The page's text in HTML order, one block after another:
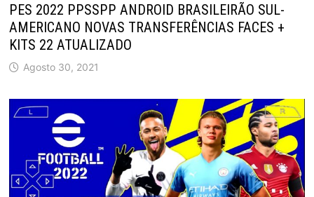
PES 2022 PPSSPP ANDROID BRASILEIRÃO SUL-
AMERICANO NOVAS TRANSFERÊNCIAS FACES +
KITS 22 ATUALIZADO
Agosto 30, 2021